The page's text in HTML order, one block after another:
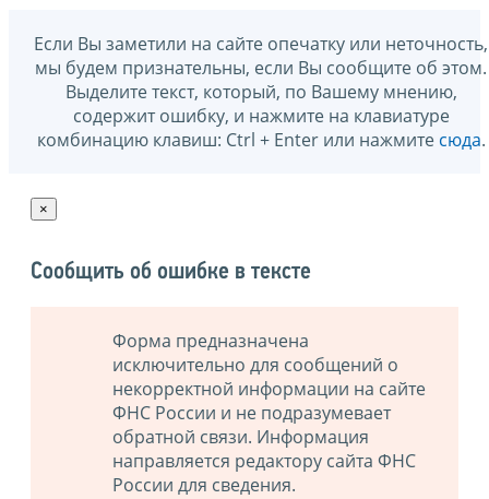
Если Вы заметили на сайте опечатку или неточность,
мы будем признательны, если Вы сообщите об этом.
Выделите текст, который, по Вашему мнению,
содержит ошибку, и нажмите на клавиатуре
комбинацию клавиш: Ctrl + Enter или нажмите сюда.
×
Сообщить об ошибке в тексте
Форма предназначена
исключительно для сообщений о
некорректной информации на сайте
ФНС России и не подразумевает
обратной связи. Информация
направляется редактору сайта ФНС
России для сведения.